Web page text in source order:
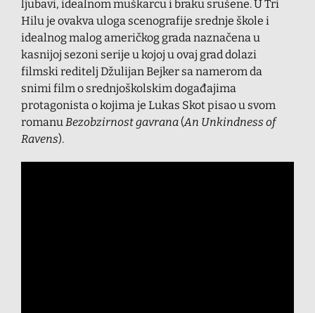
ljubavi, idealnom muškarcu i braku srušene. U Tri
Hilu je ovakva uloga scenografije srednje škole i
idealnog malog američkog grada naznačena u
kasnijoj sezoni serije u kojoj u ovaj grad dolazi
filmski reditelj Džulijan Bejker sa namerom da
snimi film o srednjoškolskim događajima
protagonista o kojima je Lukas Skot pisao u svom
romanu Bezobzirnost gavrana (An Unkindness of
Ravens).